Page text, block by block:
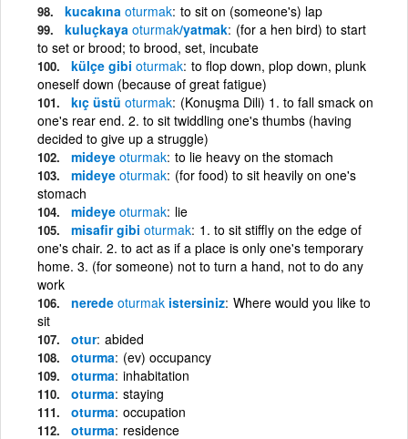
kucakına oturmak to sit on (someone's) lap
kuluçkaya oturmak/yatmak (for a hen bird) to start
to set or brood; to brood, set, incubate
külçe gibi oturmak to flop down, plop down, plunk
oneself down (because of great fatigue)
kıç üstü oturmak (Konuşma Dili) 1. to fall smack on
one's rear end. 2. to sit twiddling one's thumbs (having
decided to give up a struggle)
mideye oturmak to lie heavy on the stomach
mideye oturmak (for food) to sit heavily on one's
stomach
mideye oturmak lie
misafir gibi oturmak 1. to sit stiffly on the edge of
one's chair. 2. to act as if a place is only one's temporary
home. 3. (for someone) not to turn a hand, not to do any
work
nerede oturmak istersiniz Where would you like to
sit
otur abided
oturma (ev) occupancy
oturma inhabitation
oturma staying
oturma occupation
oturma residence